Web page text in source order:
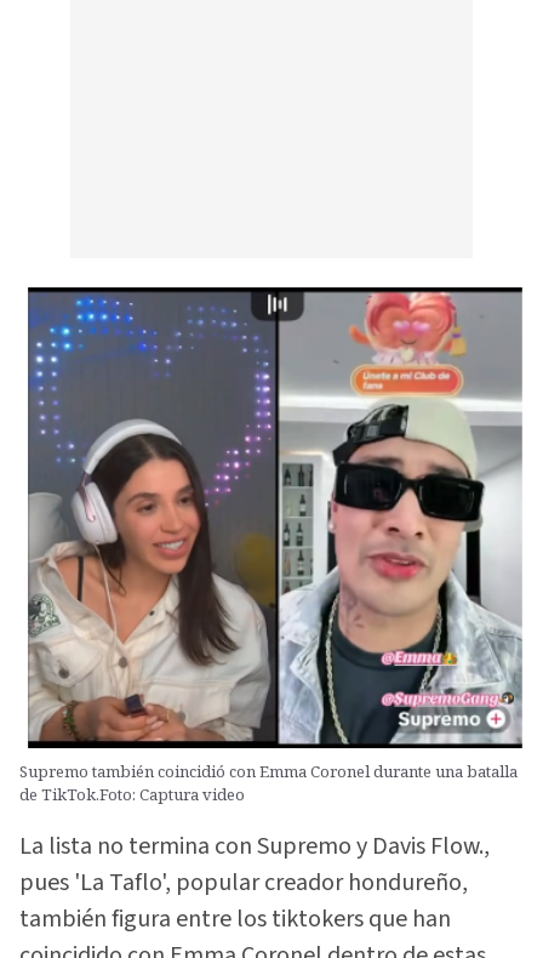
Supremo también coincidió con Emma Coronel durante una batalla
de TikTok.Foto: Captura video
La lista no termina con Supremo y Davis Flow.,
pues 'La Taflo', popular creador hondureño,
también figura entre los tiktokers que han